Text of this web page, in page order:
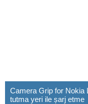
Camera Grip for Nokia
tutma yeri ile șarj etme